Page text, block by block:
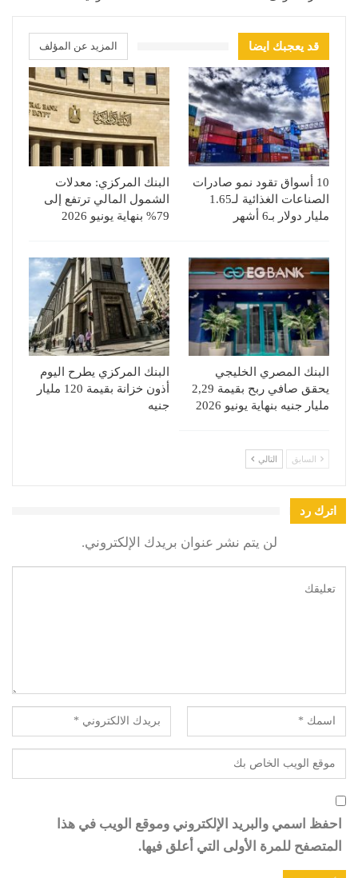
قد يعجبك ايضا المزيد عن المؤلف
10 أسواق تقود نمو صادرات
الصناعات الغذائية لـ1.65
مليار دولار بـ6 أشهر
البنك المركزي: معدلات
الشمول المالي ترتفع إلى
79% بنهاية يونيو 2026
البنك المصري الخليجي
يحقق صافي ربح بقيمة 2,29
مليار جنيه بنهاية يونيو 2026
البنك المركزي يطرح اليوم
أذون خزانة بقيمة 120 مليار
جنيه
السابق التالي
اترك رد
لن يتم نشر عنوان بريدك الإلكتروني.
احفظ اسمي والبريد الإلكتروني وموقع الويب في هذا
المتصفح للمرة الأولى التي أعلق فيها.